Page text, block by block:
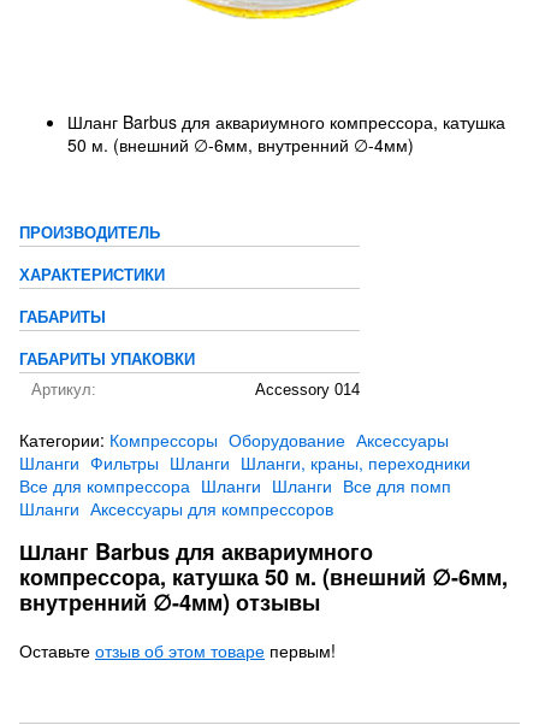
Шланг Barbus для аквариумного компрессора, катушка
50 м. (внешний ∅-6мм, внутренний ∅-4мм)
ПРОИЗВОДИТЕЛЬ
ХАРАКТЕРИСТИКИ
ГАБАРИТЫ
ГАБАРИТЫ УПАКОВКИ
Артикул:
Accessory 014
Категории: Компрессоры Оборудование Аксессуары
Шланги Фильтры Шланги Шланги, краны, переходники
Все для компрессора Шланги Шланги Все для помп
Шланги Аксессуары для компрессоров
Шланг Barbus для аквариумного
компрессора, катушка 50 м. (внешний ∅-6мм,
внутренний ∅-4мм) отзывы
Оставьте отзыв об этом товаре первым!